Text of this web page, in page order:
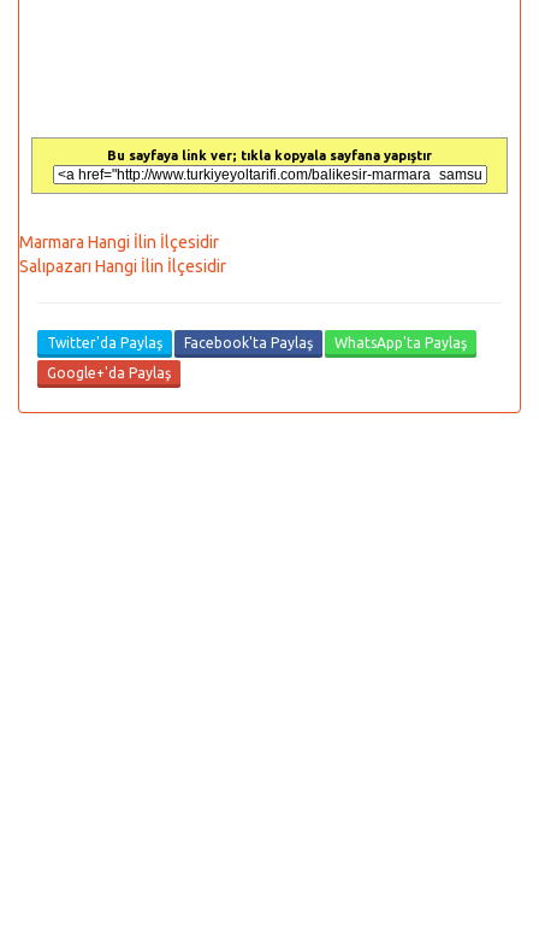
Bu sayfaya link ver; tıkla kopyala sayfana yapıştır
Marmara Hangi İlin İlçesidir
Salıpazarı Hangi İlin İlçesidir
Twitter'da Paylaş Facebook'ta Paylaş
WhatsApp'ta Paylaş
Google+'da Paylaş